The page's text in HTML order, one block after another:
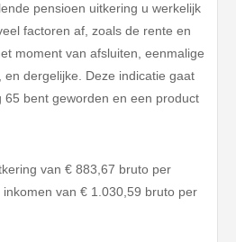
pensioen uitkering u werkelijk
factoren af, zoals de rente en
moment van afsluiten, eenmalige
dergelijke. Deze indicatie gaat
65 bent geworden en een product
van € 883,67 bruto per
van € 1.030,59 bruto per